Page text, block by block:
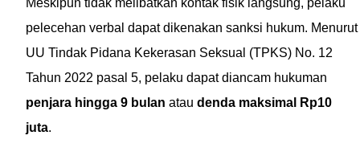
Meskipun tidak melibatkan kontak fisik langsung, pelaku
pelecehan verbal dapat dikenakan sanksi hukum. Menurut
UU Tindak Pidana Kekerasan Seksual (TPKS) No. 12
Tahun 2022 pasal 5, pelaku dapat diancam hukuman
penjara hingga 9 bulan atau denda maksimal Rp10
juta.